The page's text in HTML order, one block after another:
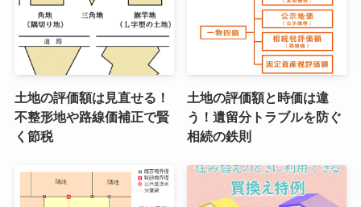
土地の評価額は見直せる！
不整形地や路線価補正で賢
く節税
土地の評価額と時価は違
う！遺留分トラブルを防ぐ
相続の鉄則